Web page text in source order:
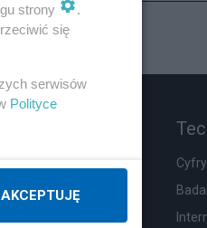
Hobby
strony
.
się
serwisów
Polityce
AKCEPTUJĘ